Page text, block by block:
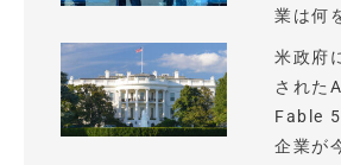
業は何
米政府
された
Fable
企業が